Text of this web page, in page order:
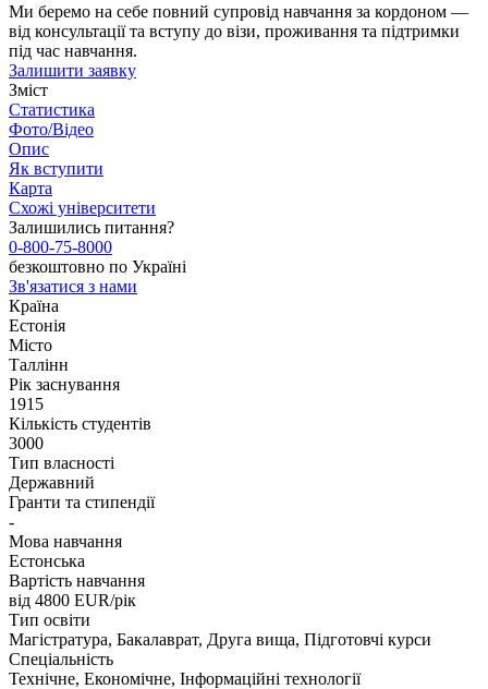
Ми беремо на себе повний супровід навчання за кордоном —
від консультації та вступу до візи, проживання та підтримки
під час навчання.
Залишити заявку
Зміст
Статистика
Фото/Відео
Опис
Як вступити
Карта
Схожі університети
Залишились питання?
0-800-75-8000
безкоштовно по Україні
Зв'язатися з нами
Країна
Естонія
Місто
Таллінн
Рік заснування
1915
Кількість студентів
3000
Тип власності
Державний
Гранти та стипендії
-
Мова навчання
Естонська
Вартість навчання
від 4800 EUR/рік
Тип освіти
Магістратура, Бакалаврат, Друга вища, Підготовчі курси
Спеціальність
Технічне, Економічне, Інформаційні технології